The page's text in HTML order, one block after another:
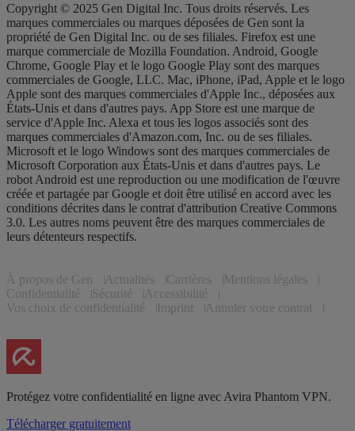
Copyright © 2025 Gen Digital Inc. Tous droits réservés. Les
marques commerciales ou marques déposées de Gen sont la
propriété de Gen Digital Inc. ou de ses filiales. Firefox est une
marque commerciale de Mozilla Foundation. Android, Google
Chrome, Google Play et le logo Google Play sont des marques
commerciales de Google, LLC. Mac, iPhone, iPad, Apple et le logo
Apple sont des marques commerciales d'Apple Inc., déposées aux
États-Unis et dans d'autres pays. App Store est une marque de
service d'Apple Inc. Alexa et tous les logos associés sont des
marques commerciales d'Amazon.com, Inc. ou de ses filiales.
Microsoft et le logo Windows sont des marques commerciales de
Microsoft Corporation aux États-Unis et dans d'autres pays. Le
robot Android est une reproduction ou une modification de l'œuvre
créée et partagée par Google et doit être utilisé en accord avec les
conditions décrites dans le contrat d'attribution Creative Commons
3.0. Les autres noms peuvent être des marques commerciales de
leurs détenteurs respectifs.
À propos de Gen Actualités Carrières
Mentions légales
Confidentialité
Sécurité
Accessibilité
Vos choix de confidentialité
Imprint Annuler votre contrat
Protégez votre confidentialité en ligne avec Avira Phantom VPN.
Télécharger gratuitement